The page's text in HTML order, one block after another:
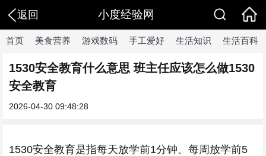
返回 小度经验网
首页 美食营养 游戏数码 手工爱好 生活知识 生活百科
1530安全教育什么意思 班主任应该怎么做1530
安全教育
2026-04-30 09:48:28
1530安全教育是指每天放学前1分钟、每周放学前5